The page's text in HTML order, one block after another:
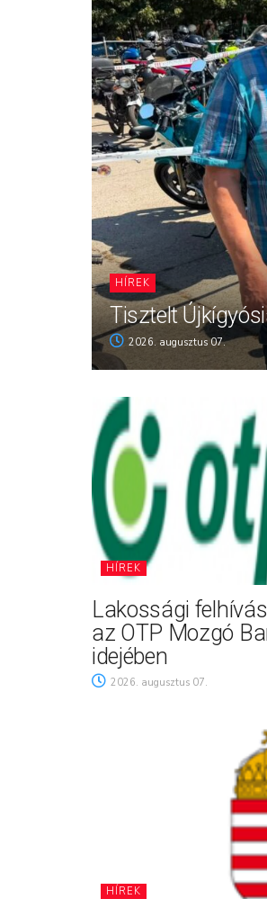
HÍREK
Tisztelt
2026. augusztus 07.
HÍREK
Lakossági
az OTP Mozgó
idejében
2026. augusztus 07.
HÍREK